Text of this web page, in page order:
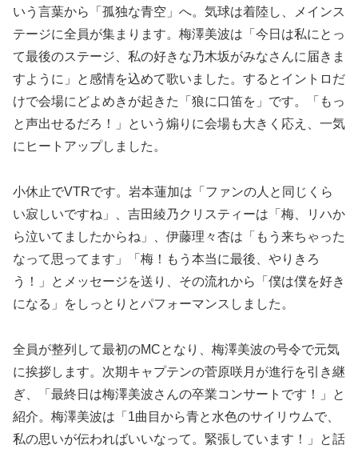
いう言葉から「孤独な青空」へ。気球は着陸し、メインス
テージに全員が集まります。梅澤美波は「今日は私にとっ
て最後のステージ、私の好きな乃木坂がみなさんに届きま
すように」と感情を込めて歌いました。するとイントロだ
けで会場にどよめきが起きた「狼に口笛を」です。「もっ
と声出せるだろ！」という煽りに会場も大きく応え、一気
にヒートアップしました。
小休止でVTRです。岩本蓮加は「ファンの人と同じくら
い寂しいですね」、吉田綾乃クリスティーは「梅、リハか
ら泣いてましたからね」、伊藤理々杏は「もう来ちゃった
なって思ってます」「梅！もう本当に最後、やりきろ
う！」とメッセージを送り、その流れから「僕は僕を好き
になる」をしっとりとパフォーマンスしました。
全員が整列して最初のMCとなり、梅澤美波の号令で元気
に挨拶します。次期キャプテンの菅原咲月が進行を引き継
ぎ、「最終日は梅澤美波さんの卒業コンサートです！」と
紹介。梅澤美波は「1曲目から青と水色のサイリウムで、
私の思いが伝わればいいなって。緊張しています！」と話